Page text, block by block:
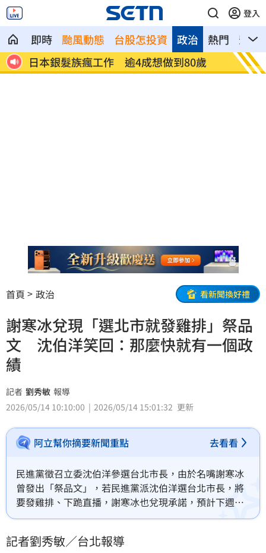
登入
即時 颱風動態 台股怎投資 熱門 影音
政治
日本銀髮族瘋工作 逾4成想做到80歲
解散
場
首頁 政治 看新聞換好禮
謝寒冰兌現「選北市就發雞排」祭品
文 沈伯洋笑回：那麼快就有一個政
績
記者 劉秀敏 報導
2026/05/14 10:10:00
2026/05/14 15:01:32 更新
阿立幫你摘要新聞重點 去看看
民進黨徵召立委沈伯洋參選台北市長，由於名嘴謝寒冰
曾發出「祭品文」，若民進黨派沈伯洋選台北市長，將
要發雞排、下跪直播，謝寒冰也兌現承諾，預計下週發
放1000份雞排，如果沈伯洋到場還要請對方吃牛排。對
吃到雞排，至少有讓大家增加幸福感，「那麼快就可以
記者劉秀敏／台北報導